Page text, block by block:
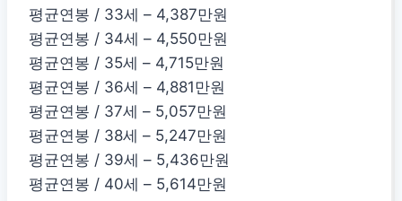
평균연봉 / 33세 – 4,387만원
평균연봉 / 34세 – 4,550만원
평균연봉 / 35세 – 4,715만원
평균연봉 / 36세 – 4,881만원
평균연봉 / 37세 – 5,057만원
평균연봉 / 38세 – 5,247만원
평균연봉 / 39세 – 5,436만원
평균연봉 / 40세 – 5,614만원